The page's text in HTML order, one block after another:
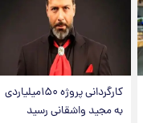
کارگردانی پروژه ۱۵۰میلیاردی
به مجید واشقانی رسید